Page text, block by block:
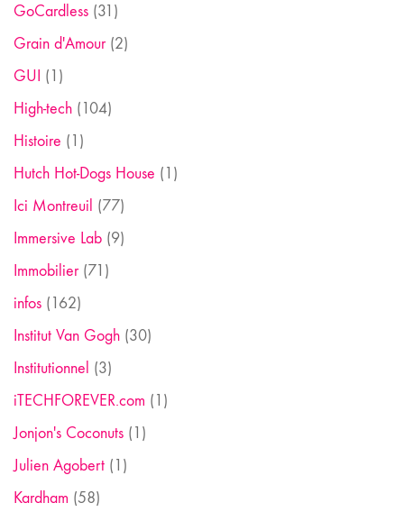
GoCardless (31)
Grain d'Amour(2)
GUI (1)
High-tech (104)
Histoire (1)
Hutch Hot-Dogs House (1)
Ici Montreuil (77)
Immersive Lab (9)
Immobilier(71)
infos (162)
Institut Van Gogh (30)
Institutionnel (3)
iTECHFOREVER.com (1)
Jonjon's Coconuts (1)
Julien Agobert (1)
Kardham (58)